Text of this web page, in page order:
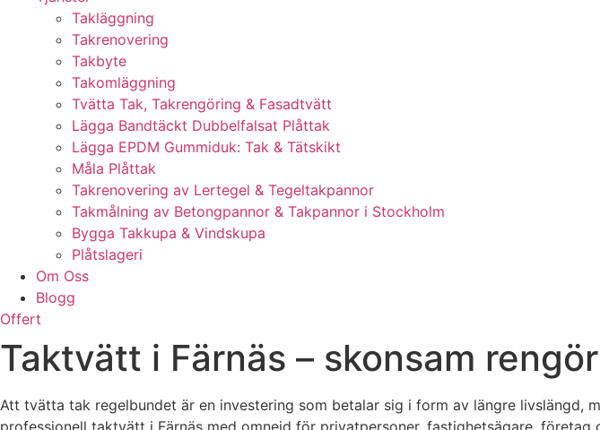
Takläggning
Takrenovering
Takbyte
Takomläggning
Tvätta Tak, Takrengöring & Fasadtvätt
Lägga Bandtäckt Dubbelfalsat Plåttak
Lägga EPDM Gummiduk: Tak & Tätskikt
Måla Plåttak
Takrenovering av Lertegel & Tegeltakpannor
Takmålning av Betongpannor & Takpannor i Stockholm
Bygga Takkupa & Vindskupa
Plåtslageri
Om Oss
Blogg
Offert
Taktvätt i Färnäs – skonsam
Att tvätta tak regelbundet är en investering som betalar sig i form av längre
professionell taktvätt i Färnäs med omnejd för privatpersoner, fastighetsägare,